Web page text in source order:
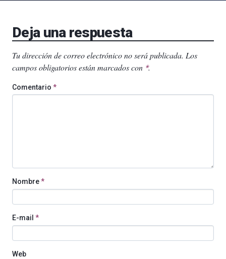
Deja una respuesta
Tu dirección de correo electrónico no será publicada. Los
campos obligatorios están marcados con *.
Comentario *
Nombre*
E-mail *
Web